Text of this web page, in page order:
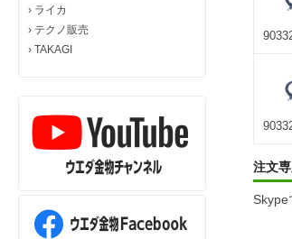
› ライカ
› テクノ販売
› TAKAGI
注文
Skype